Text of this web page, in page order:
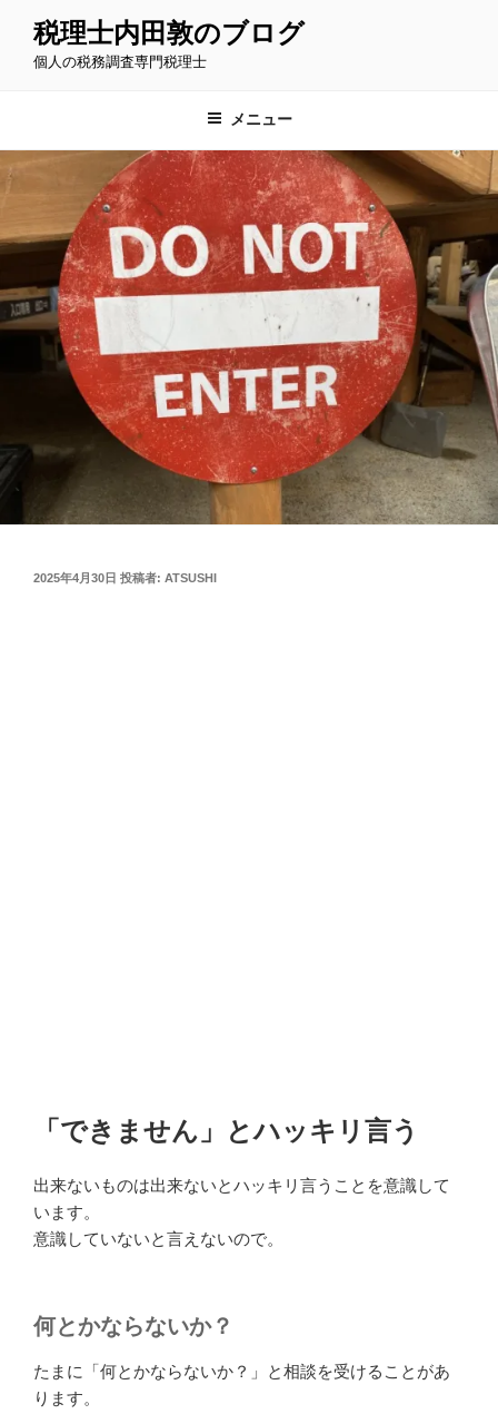
ス
プ
税理士内田敦のブログ
個人の税務調査専門税理士
メニュー
投
2025年4月30日 投稿者: ATSUSHI
「できません」とハッキリ言う
出来ないものは出来ないとハッキリ言うことを意識して
います。
意識していないと言えないので。
何とかならないか？
たまに「何とかならないか？」と相談を受けることがあ
ります。